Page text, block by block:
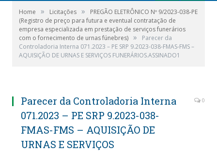
Home » Licitações »
PREGÃO ELETRÔNICO Nº 9/2023-038-PE
(Registro de preço para futura e eventual contratação de
empresa especializada em prestação de serviços funerários
com o fornecimento de urnas fúnebres) »
Parecer da
Controladoria Interna 071.2023 – PE SRP 9.2023-038-FMAS-FMS –
AQUISIÇÃO DE URNAS E SERVIÇOS FUNERÁRIOS.ASSINADO1
Parecer da Controladoria Interna
071.2023 – PE SRP 9.2023-038-
FMAS-FMS – AQUISIÇÃO DE
URNAS E SERVIÇOS
0